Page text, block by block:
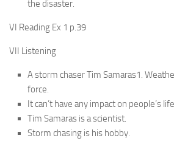
the disaster.
VI Reading Ex 1 p.39
VII Listening
A storm chaser Tim Samaras1.
force.
It can’t have any impact on people’s
Tim Samaras is a scientist.
Storm chasing is his hobby.